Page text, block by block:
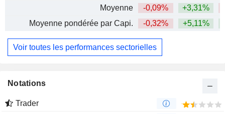
Moyenne
-0,09% +3,31%
Moyenne pondérée par Capi.
-0,32% +5,11%
Voir toutes les performances sectorielles
Notations
Trader